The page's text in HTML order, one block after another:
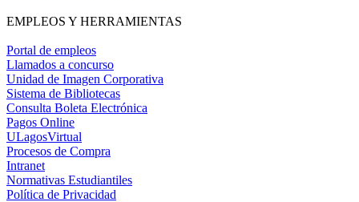
EMPLEOS Y HERRAMIENTAS
Portal de empleos
Llamados a concurso
Unidad de Imagen Corporativa
Sistema de Bibliotecas
Consulta Boleta Electrónica
Pagos Online
ULagosVirtual
Procesos de Compra
Intranet
Normativas Estudiantiles
Política de Privacidad